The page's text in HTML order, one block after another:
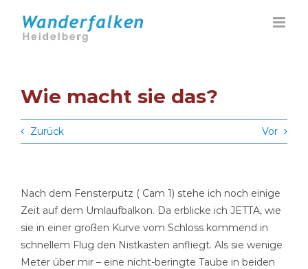
Inhalt
springen
Wie macht sie das?
Zurück Vor
Nach dem Fensterputz ( Cam 1) stehe ich noch einige
Zeit auf dem Umlaufbalkon. Da erblicke ich JETTA, wie
sie in einer großen Kurve vom Schloss kommend in
schnellem Flug den Nistkasten anfliegt. Als sie wenige
Meter über mir – eine nicht-beringte Taube in beiden